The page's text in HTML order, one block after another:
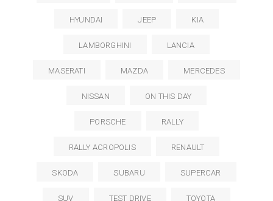
HYUNDAI JEEP KIA
LAMBORGHINI LANCIA
MASERATI MAZDA MERCEDES
NISSAN ON THIS DAY
PORSCHE RALLY
RALLY ACROPOLIS RENAULT
SKODA SUBARU SUPERCAR
SUV TEST DRIVE TOYOTA